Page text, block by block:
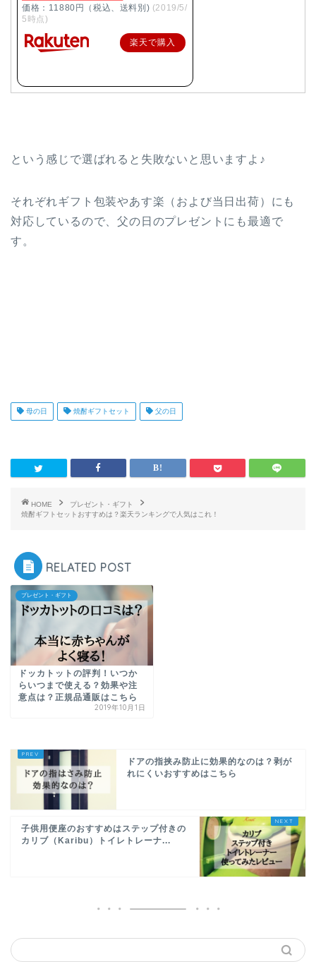
価格：11880円（税込、送料別) (2019/5/
5時点)
楽天で購入
という感じで選ばれると失敗ないと思いますよ♪
それぞれギフト包装やあす楽（および当日出荷）にも
対応しているので、父の日のプレゼントにも最適で
す。
母の日 焼酎ギフトセット 父の日
HOME
プレゼント・ギフト
焼酎ギフトセットおすすめは？楽天ランキングで人気はこれ！
RELATED POST
プレゼント・ギフト
ドッカトットの評判！いつか
らいつまで使える？効果や注
意点は？正規品通販はこちら
2019年10月1日
ドアの指挟み防止に効果的なのは？剥が
れにくいおすすめはこちら
子供用便座のおすすめはステップ付きの
カリブ（Karibu）トイレトレーナ...